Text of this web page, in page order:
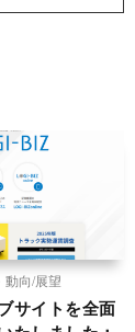
動向/展望
サイトを全面